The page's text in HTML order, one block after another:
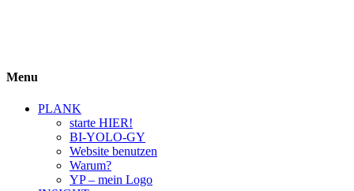
Menu
PLANK
starte HIER!
BI-YOLO-GY
Website benutzen
Warum?
YP – mein Logo